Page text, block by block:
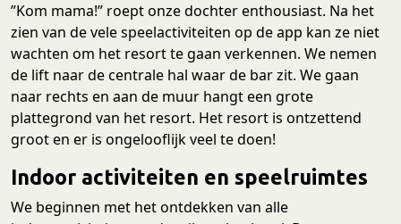
”Kom mama!” roept onze dochter enthousiast. Na het
zien van de vele speelactiviteiten op de app kan ze niet
wachten om het resort te gaan verkennen. We nemen
de lift naar de centrale hal waar de bar zit. We gaan
naar rechts en aan de muur hangt een grote
plattegrond van het resort. Het resort is ontzettend
groot en er is ongelooflijk veel te doen!
Indoor activiteiten en speelruimtes
We beginnen met het ontdekken van alle